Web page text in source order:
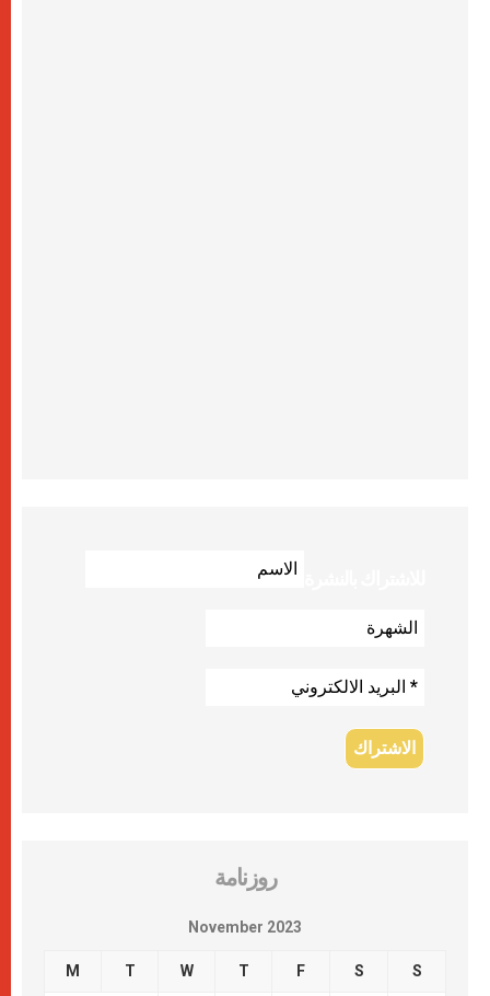
روزنامة
November 2023
M T W T F S S